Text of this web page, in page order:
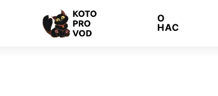
О
НАС